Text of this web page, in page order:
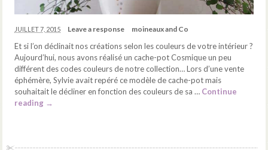
JUILLET 7, 2015 Leave a response moineaux and Co
Et si l’on déclinait nos créations selon les couleurs de votre intérieur ?
Aujourd’hui, nous avons réalisé un cache-pot Cosmique un peu
différent des codes couleurs de notre collection… Lors d’une vente
éphémère, Sylvie avait repéré ce modèle de cache-pot mais
souhaitait le décliner en fonction des couleurs de sa … Continue
reading →